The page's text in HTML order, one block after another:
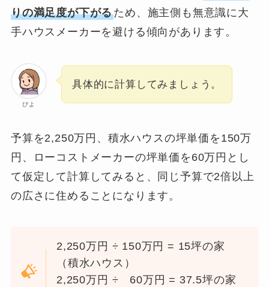
りの満足度が下がるため、施主側も無意識に大
手ハウスメーカーを避ける傾向があります。
ぴよ
具体的に計算してみましょう。
予算を2,250万円、積水ハウスの坪単価を150万
円、ローコストメーカーの坪単価を60万円とし
て仮定して計算してみると、同じ予算で2倍以上
の広さに住めることになります。
2,250万円 ÷ 150万円 = 15坪の家
（積水ハウス）
2,250万円 ÷ 60万円 = 37.5坪の家